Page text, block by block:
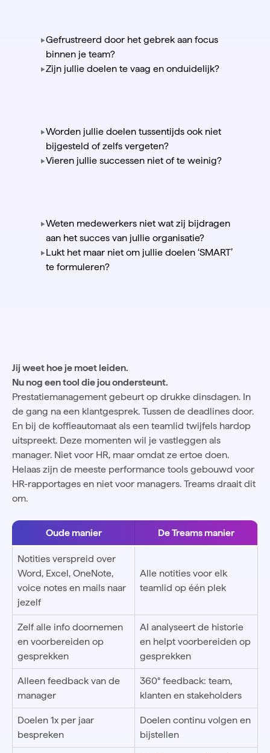
Gefrustreerd door het gebrek aan focus
binnen je team?
Zijn jullie doelen te vaag en onduidelijk?
Worden jullie doelen tussentijds ook niet
bijgesteld of zelfs vergeten?
Vieren jullie successen niet of te weinig?
Weten medewerkers niet wat zij bijdragen
aan het succes van jullie organisatie?
Lukt het maar niet om jullie doelen ‘SMART’
te formuleren?
Jij weet hoe je moet leiden.
Nu nog een tool die jou ondersteunt.
Prestatiemanagement gebeurt op drukke dinsdagen. In
de gang na een klantgesprek. Tussen de deadlines door.
En bij de koffieautomaat als een teamlid twijfels hardop
uitspreekt. Deze momenten wil je vastleggen als
manager. Niet voor HR, maar omdat ze ertoe doen.
Helaas zijn de meeste performance tools gebouwd voor
HR-rapportages en niet voor managers. Treams draait dit
om.
Oude manier De Treams manier
Notities verspreid over
Word, Excel, OneNote,
voice notes en mails naar
jezelf
Alle notities voor elk
teamlid op één plek
Zelf alle info doornemen
en voorbereiden op
gesprekken
AI analyseert de historie
en helpt voorbereiden op
gesprekken
Alleen feedback van de
manager
360° feedback: team,
klanten en stakeholders
Doelen 1x per jaar
bespreken
Doelen continu volgen en
bijstellen